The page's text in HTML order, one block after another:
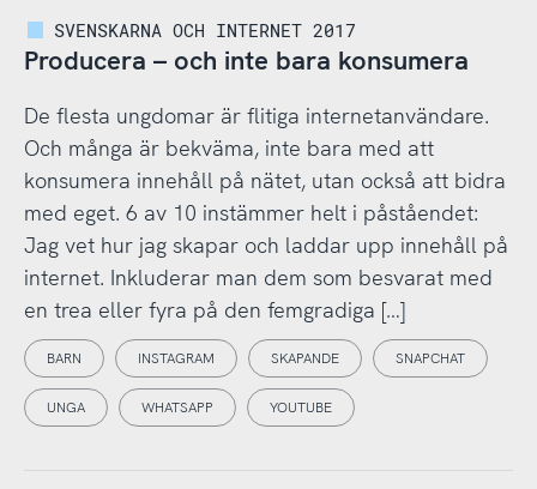
SVENSKARNA OCH INTERNET 2017
Producera – och inte bara konsumera
De flesta ungdomar är flitiga internetanvändare.
Och många är bekväma, inte bara med att
konsumera innehåll på nätet, utan också att bidra
med eget. 6 av 10 instämmer helt i påståendet:
Jag vet hur jag skapar och laddar upp innehåll på
internet. Inkluderar man dem som besvarat med
en trea eller fyra på den femgradiga […]
BARN INSTAGRAM SKAPANDE SNAPCHAT
UNGA WHATSAPP YOUTUBE